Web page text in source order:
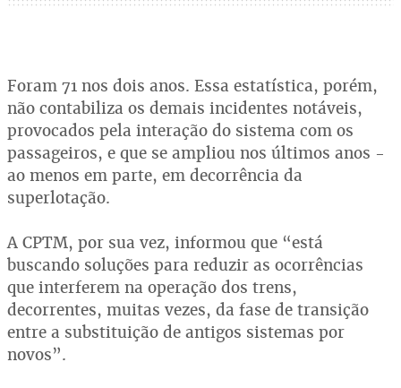
Foram 71 nos dois anos. Essa estatística, porém,
não contabiliza os demais incidentes notáveis,
provocados pela interação do sistema com os
passageiros, e que se ampliou nos últimos anos -
ao menos em parte, em decorrência da
superlotação.
A CPTM, por sua vez, informou que “está
buscando soluções para reduzir as ocorrências
que interferem na operação dos trens,
decorrentes, muitas vezes, da fase de transição
entre a substituição de antigos sistemas por
novos”.